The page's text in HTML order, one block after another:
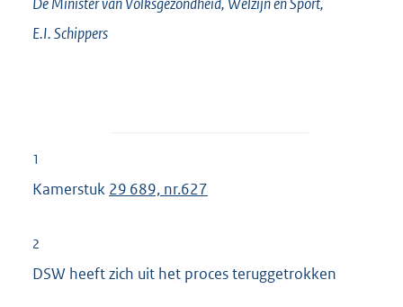
E.I.Schippers
1
Kamerstuk 29 689, nr.627
2
DSW heeft zich uit het proces teruggetrokken